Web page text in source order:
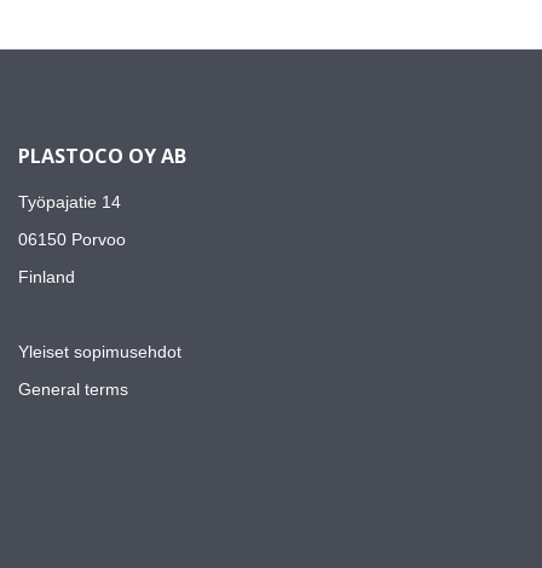
PLASTOCO OY AB
Työpajatie 14
06150 Porvoo
Finland
Yleiset sopimusehdot
General terms